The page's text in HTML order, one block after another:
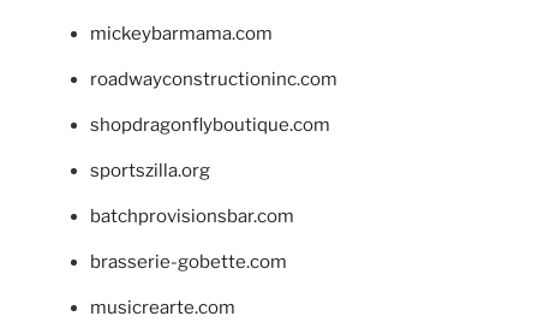
mickeybarmama.com
roadwayconstructioninc.com
shopdragonflyboutique.com
sportszilla.org
batchprovisionsbar.com
brasserie-gobette.com
musicrearte.com